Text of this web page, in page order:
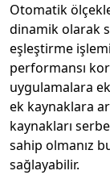
Otomatik
dinamik olarak
eşleştirme
performansı
uygulamalara
ek kaynaklara
kaynakları
sahip olmanız
sağlayabilir.